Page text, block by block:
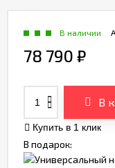
В наличии
78 790 ₽
В
Купить в 1 клик
В подарок: